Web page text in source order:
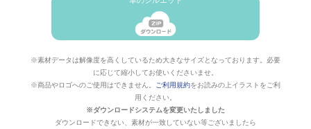
※素材データは解像度を高くしているため大きなサイズとなっております。必要
に応じて縮小してお使いくださいませ。
※商品やロゴへのご使用はできません。
ご利用規約をお読みの上イラストをご利
用ください。
※ダウンロードシステムを変更いたしました
ダウンロードできない、素材が一致していない等ございましたら